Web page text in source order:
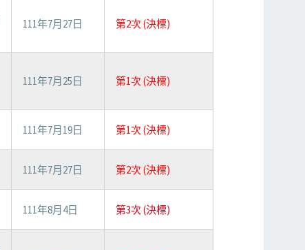
111年7月27日 第2次 (決標)
111年7月25日 第1次 (決標)
111年7月19日 第1次 (決標)
111年7月27日 第2次 (決標)
111年8月4日 第3次 (決標)